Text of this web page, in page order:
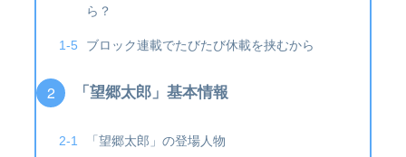
ら？
ブロック連載でたびたび休載を挟むから
「望郷太郎」基本情報
「望郷太郎」の登場人物